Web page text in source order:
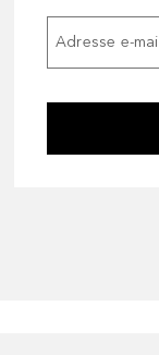
Adresse e-